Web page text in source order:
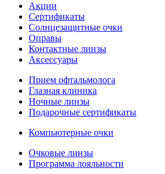
Акции
Сертификаты
Солнцезащитные очки
Оправы
Контактные линзы
Аксессуары
Прием офтальмолога
Глазная клиника
Ночные линзы
Подарочные сертификаты
Компьютерные очки
Очковые линзы
Программа лояльности